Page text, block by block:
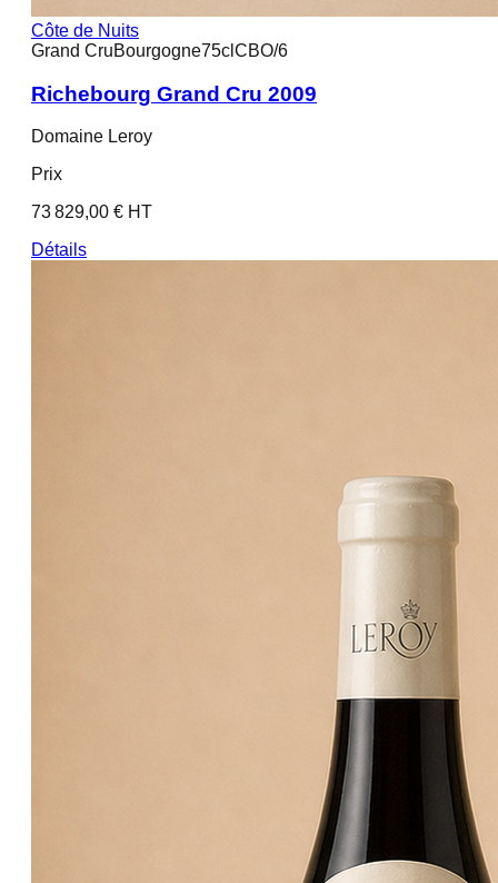
Côte de Nuits
Grand CruBourgogne75cl CBO/6
Richebourg Grand Cru 2009
Domaine Leroy
Prix
73 829,00 € HT
Détails